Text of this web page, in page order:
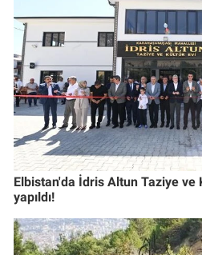
Elbistan'da İdris Altun Taziye ve
yapıldı!